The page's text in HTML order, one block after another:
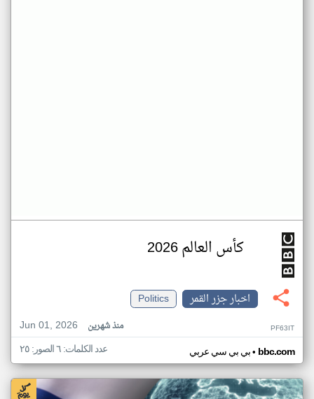
كأس العالم 2026
اخبار جزر القمر
Politics
Jun 01, 2026
منذ شهرين PF63IT
بي بي سي عربي• bbc.com عدد الكلمات: ٦ الصور: ٢٥